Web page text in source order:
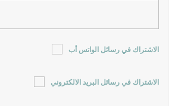
الاشتراك في رسائل الواتس أب
الاشتراك في رسائل البريد الالكتروني